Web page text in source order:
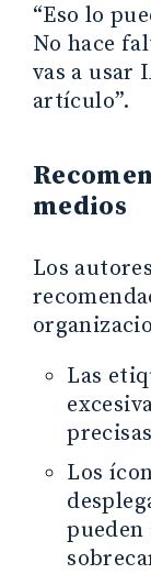
“Eso lo
No hace
vas a usar
artículo”.
medios
Los
Las
Los